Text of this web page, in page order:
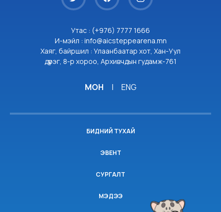
Утас : (+976) 7777 1666
И-мэйл : info@aicsteppearena.mn
Хаяг, байршил : Улаанбаатар хот, Хан-Уул
дүүрэг, 8-р хороо, Архивчдын гудамж-761
МОН | ENG
БИДНИЙ ТУХАЙ
ЭВЕНТ
СУРГАЛТ
МЭДЭЭ